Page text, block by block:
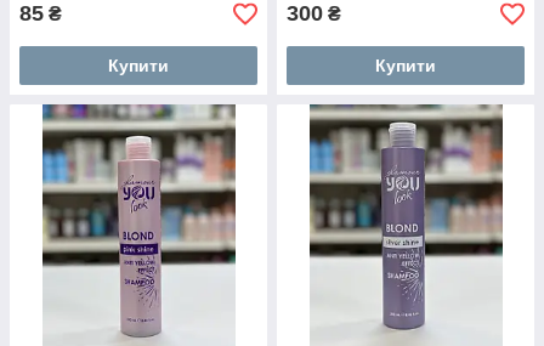
85 ₴
Купити
300 ₴
Купити